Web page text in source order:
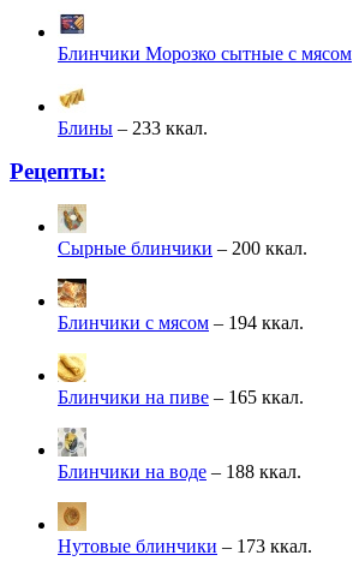
Блинчики Морозко сытные с мясом
Блины – 233 ккал.
Рецепты:
Сырные блинчики – 200 ккал.
Блинчики с мясом – 194 ккал.
Блинчики на пиве – 165 ккал.
Блинчики на воде – 188 ккал.
Нутовые блинчики – 173 ккал.